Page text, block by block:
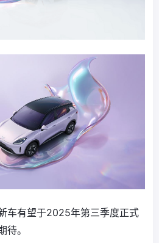
车有望于2025年第三季度正式
。